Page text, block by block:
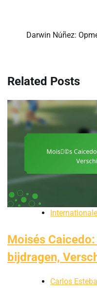
navigation
Darwin Núñez:
Related Posts
Moisés
bijdragen,
Carlos